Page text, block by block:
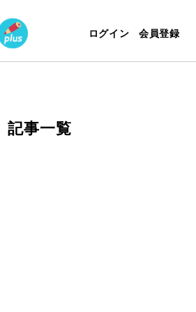
ログイン 会員登録
記事一覧